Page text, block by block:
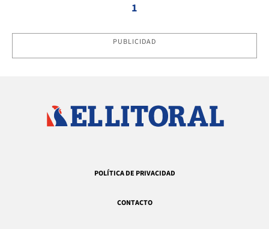
1
PUBLICIDAD
POLÍTICA DE PRIVACIDAD
CONTACTO